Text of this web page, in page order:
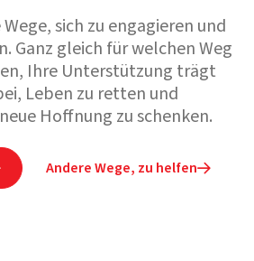
sich zu engagieren und
Ganz gleich für welchen Weg
Ihre Unterstützung trägt
Leben zu retten und
Hoffnung zu schenken.
Andere Wege, zu helfen